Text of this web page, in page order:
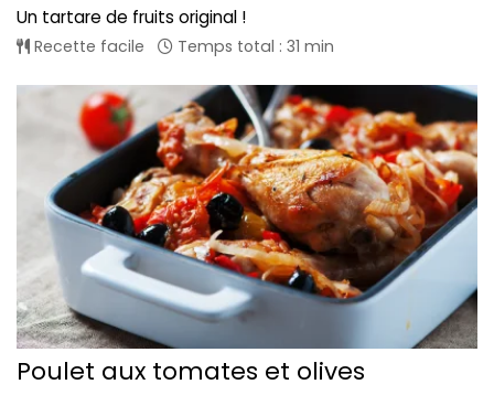
Un tartare de fruits original !
Recette facile Temps total : 31 min
Poulet aux tomates et olives